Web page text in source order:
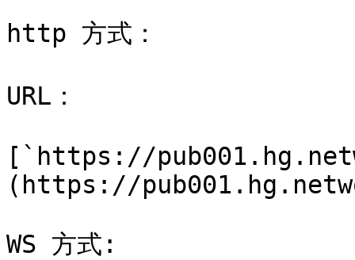
http 方式：
URL：
[`https://
(https://
WS 方式: